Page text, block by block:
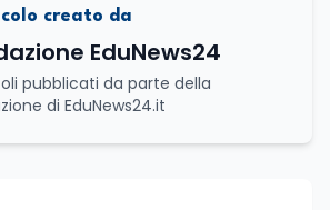
creato da
EduNews24
pubblicati da parte della
di EduNews24.it